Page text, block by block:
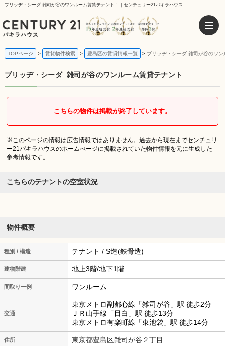
ブリッヂ・シーダ 雑司が谷のワンルーム賃貸テナント！｜センチュリー21パキラハウス
TOPページ 賃貸物件検索 豊島区の賃貸情報一覧 ブリッヂ・シーダ 雑司が谷のワ
ブリッヂ・シーダ 雑司が谷のワンルーム賃貸テナント
こちらの物件は掲載が終了しています。
※このページの情報は広告情報ではありません。過去から現在までセンチュリ
ー21パキラハウスのホームぺージに掲載されていた物件情報を元に生成した
参考情報です。
こちらのテナントの空室状況
物件概要
種別 / 構造 テナント / S造(鉄骨造)
建物階建 地上3階/地下1階
間取り一例 ワンルーム
交通
東京メトロ副都心線「雑司が谷」駅 徒歩2分
ＪＲ山手線「目白」駅 徒歩13分
東京メトロ有楽町線「東池袋」駅 徒歩14分
住所 東京都豊島区雑司が谷２丁目